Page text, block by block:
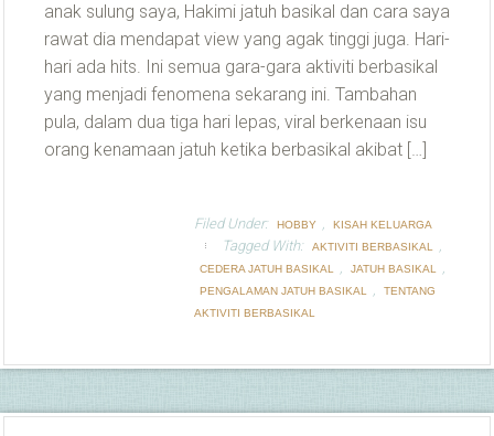
anak sulung saya, Hakimi jatuh basikal dan cara saya
rawat dia mendapat view yang agak tinggi juga. Hari-
hari ada hits. Ini semua gara-gara aktiviti berbasikal
yang menjadi fenomena sekarang ini. Tambahan
pula, dalam dua tiga hari lepas, viral berkenaan isu
orang kenamaan jatuh ketika berbasikal akibat […]
Filed Under: HOBBY , KISAH KELUARGA
Tagged With: AKTIVITI BERBASIKAL ,
CEDERA JATUH BASIKAL , JATUH BASIKAL ,
PENGALAMAN JATUH BASIKAL ,
TENTANG
AKTIVITI BERBASIKAL